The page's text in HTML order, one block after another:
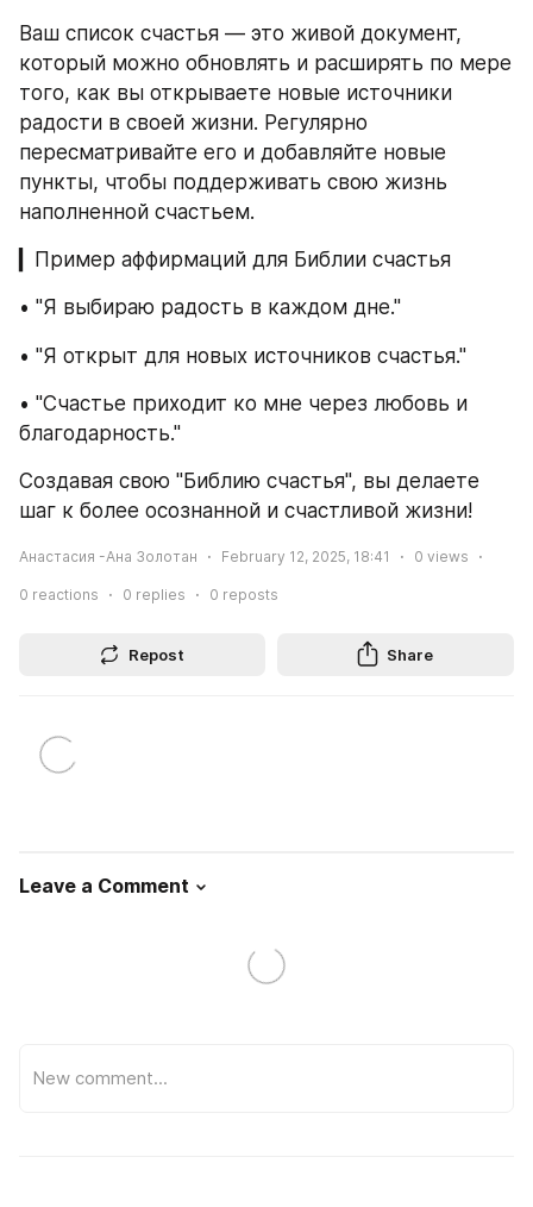
Ваш список счастья — это живой документ,
который можно обновлять и расширять по мере
того, как вы открываете новые источники
радости в своей жизни. Регулярно
пересматривайте его и добавляйте новые
пункты, чтобы поддерживать свою жизнь
наполненной счастьем.
▎Пример аффирмаций для Библии счастья
• "Я выбираю радость в каждом дне."
• "Я открыт для новых источников счастья."
• "Счастье приходит ко мне через любовь и
благодарность."
Создавая свою "Библию счастья", вы делаете
шаг к более осознанной и счастливой жизни!
Анастасия -Ана Золотан February 12, 2025, 18:41 0 views
0 reactions 0 replies 0 reposts
Repost Share
Leave a Comment